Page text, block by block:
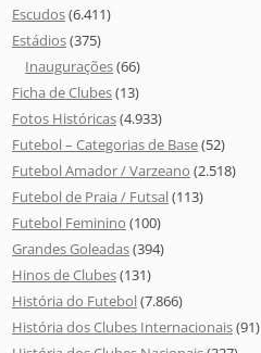
Escudos(6.411)
Estádios(375)
Inaugurações(66)
Ficha de Clubes(13)
Fotos Históricas(4.933)
Futebol – Categorias de Base(52)
Futebol Amador / Varzeano (2.518)
Futebol de Praia / Futsal(113)
Futebol Feminino (100)
Grandes Goleadas(394)
Hinos de Clubes(131)
História do Futebol(7.866)
História dos Clubes Internacionais(91)